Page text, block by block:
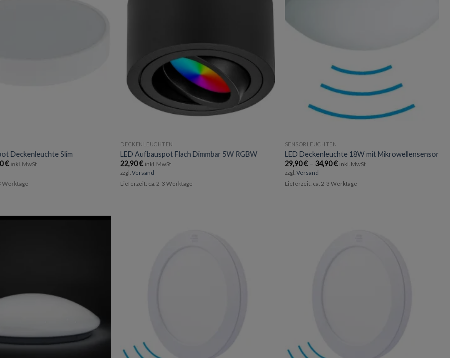
Deckenleuchte Slim
€Preisspanne:
25,90 €
inkl. MwSt
Werktage
DECKENLEUCHTEN
LED Aufbauspot Flach Dimmbar 5W RGBW
22,90€ inkl. MwSt
zzgl.Versand
Lieferzeit: ca. 2-3 Werktage
SENSORLEUCHTEN
LED Deckenleuchte 18W mit Mikrowellensensor
29,90€ – 34,90€Preisspanne:
34,90 €
inkl. MwSt
zzgl. Versand
Lieferzeit: ca. 2-3 Werktage